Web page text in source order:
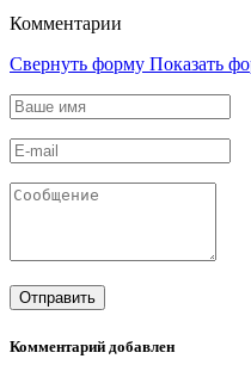
Комментарии
Свернуть форму Показать
Комментарий добавлен